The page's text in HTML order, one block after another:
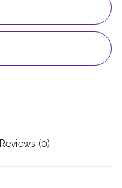
Reviews (0)